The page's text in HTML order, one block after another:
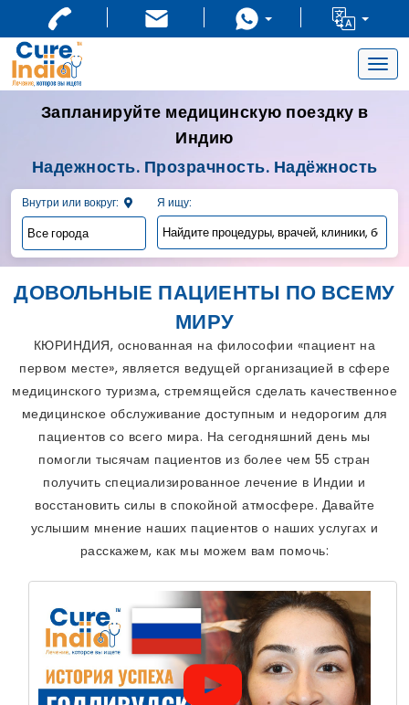
Запланируйте медицинскую поездку в
Индию
Надежность. Прозрачность. Надёжность
Внутри или вокруг: Я ищу:
ДОВОЛЬНЫЕ ПАЦИЕНТЫ ПО ВСЕМУ
МИРУ
КЮРИНДИЯ, основанная на философии «пациент на
первом месте», является ведущей организацией в сфере
медицинского туризма, стремящейся сделать качественное
медицинское обслуживание доступным и недорогим для
пациентов со всего мира. На сегодняшний день мы
помогли тысячам пациентов из более чем 55 стран
получить специализированное лечение в Индии и
восстановить силы в спокойной атмосфере. Давайте
услышим мнение наших пациентов о наших услугах и
расскажем, как мы можем вам помочь: